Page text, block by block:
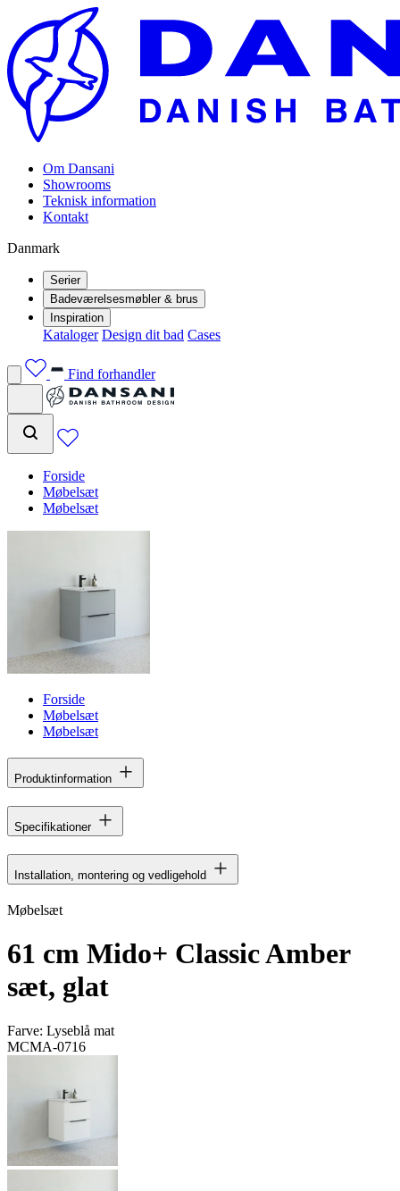
Om Dansani
Showrooms
Teknisk information
Kontakt
Danmark
Serier
Badeværelsesmøbler & brus
Inspiration
Kataloger Design dit bad Cases
Find forhandler
Forside
Møbelsæt
Møbelsæt
Forside
Møbelsæt
Møbelsæt
Produktinformation
Specifikationer
Installation, montering og vedligehold
Møbelsæt
61 cm Mido+ Classic Amber
sæt, glat
Farve: Lyseblå mat
MCMA-0716